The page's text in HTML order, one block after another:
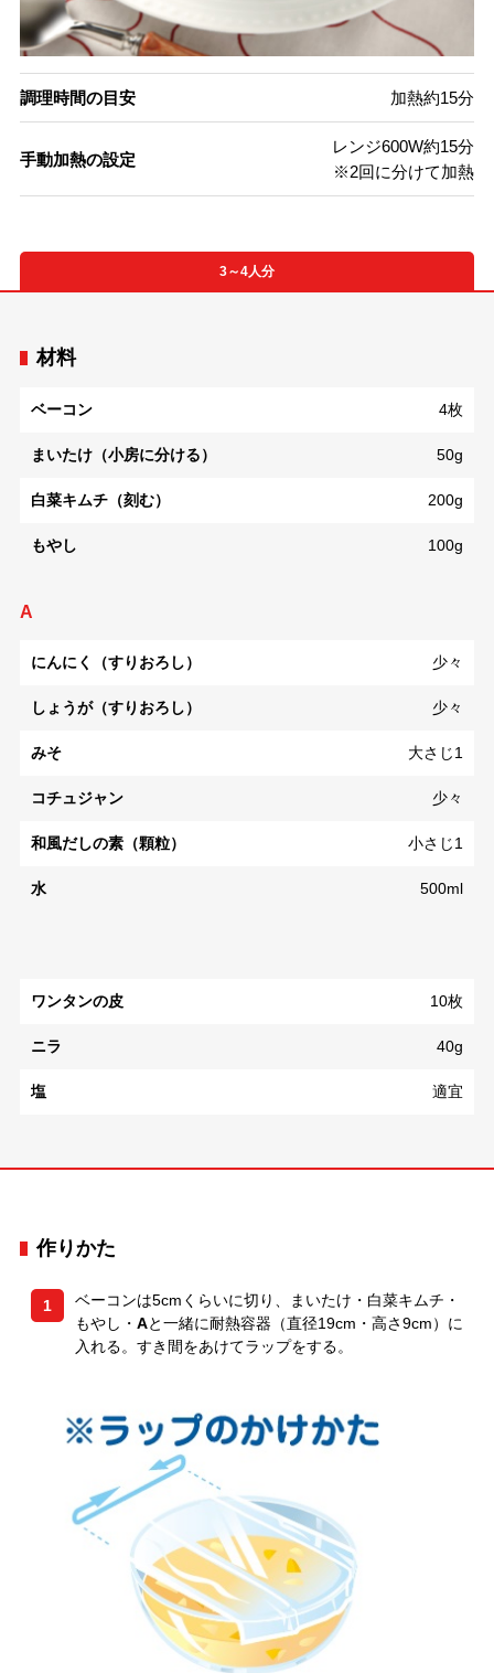
調理時間の目安 加熱約15分
手動加熱の設定
レンジ600W約15分
※2回に分けて加熱
3～4人分
材料
ベーコン 4枚
まいたけ（小房に分ける） 50g
白菜キムチ（刻む） 200g
もやし 100g
A
にんにく（すりおろし） 少々
しょうが（すりおろし） 少々
みそ 大さじ1
コチュジャン 少々
和風だしの素（顆粒） 小さじ1
水 500ml
ワンタンの皮 10枚
ニラ 40g
塩 適宜
作りかた
1
ベーコンは5cmくらいに切り、まいたけ・白菜キムチ・
もやし・ Aと一緒に耐熱容器（直径19cm・高さ9cm）に
入れる。すき間をあけてラップをする。